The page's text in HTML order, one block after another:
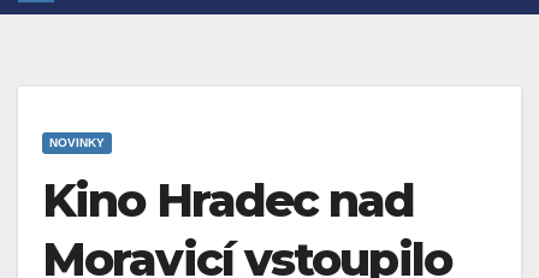
NOVINKY
Kino Hradec nad
Moravicí vstoupilo